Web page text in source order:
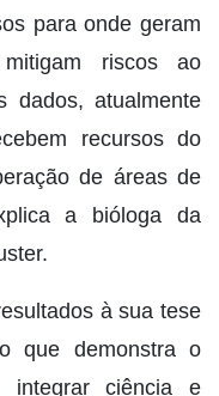
para onde geram
riscos ao
dados, atualmente
recursos do
de áreas de
a bióloga da
à sua tese
que demonstra o
integrar ciência e